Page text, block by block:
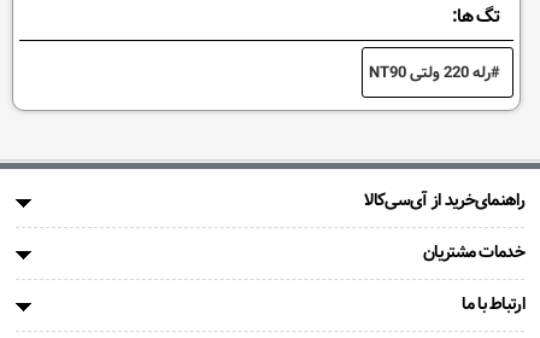
تگ ها:
رله 220 ولتی NT90
راهنمای‌خرید از آی‌سی‌کالا
خدمات مشتریان
ارتباط با ما